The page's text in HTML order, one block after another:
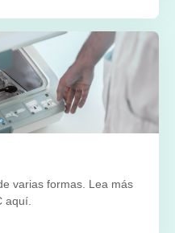
varias formas. Lea más
aquí.